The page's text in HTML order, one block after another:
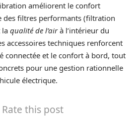
améliorent le confort
des filtres performants (filtration
la qualité de l’airà l’intérieur du
accessoires techniques renforcent
connectée et le confort à bord, tout
pour une gestion rationnelle
électrique.
Rate this post